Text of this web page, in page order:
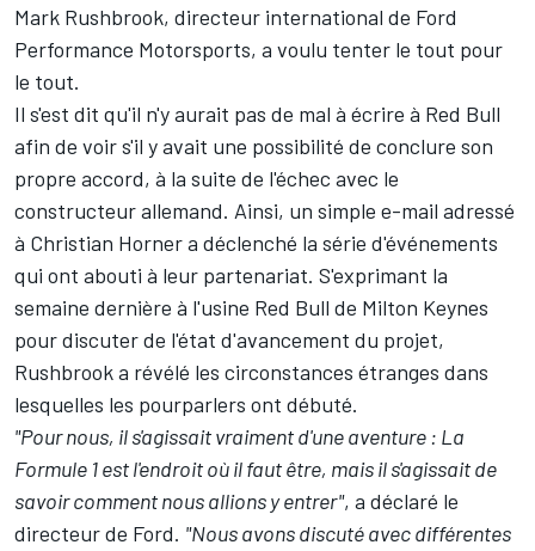
Mark Rushbrook, directeur international de Ford
Performance Motorsports, a voulu tenter le tout pour
le tout.
Il s'est dit qu'il n'y aurait pas de mal à écrire à Red Bull
afin de voir s'il y avait une possibilité de conclure son
propre accord, à la suite de l'échec avec le
constructeur allemand. Ainsi, un simple e-mail adressé
à Christian Horner a déclenché la série d'événements
qui ont abouti à leur partenariat. S'exprimant la
semaine dernière à l'usine Red Bull de Milton Keynes
pour discuter de l'état d'avancement du projet,
Rushbrook a révélé les circonstances étranges dans
lesquelles les pourparlers ont débuté.
"Pour nous, il s'agissait vraiment d'une aventure : La
Formule 1 est l'endroit où il faut être, mais il s'agissait de
savoir comment nous allions y entrer", a déclaré le
directeur de Ford. "Nous avons discuté avec différentes